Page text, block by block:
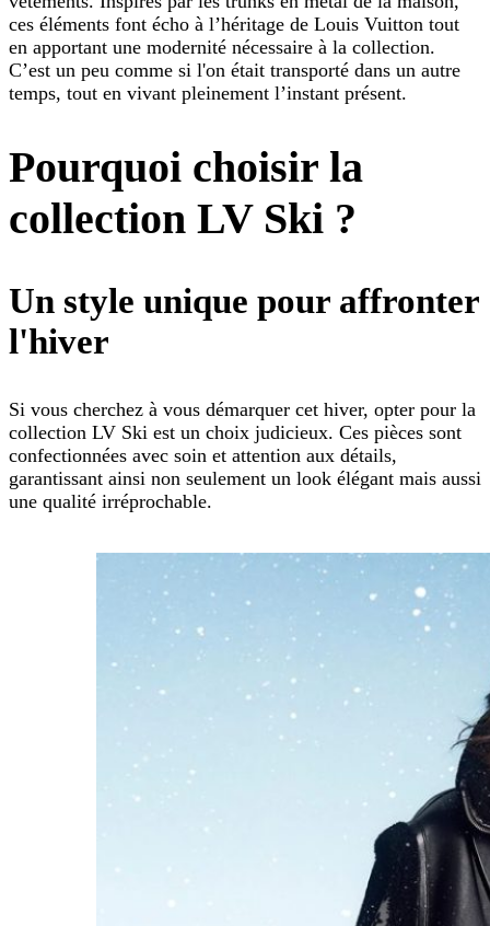
ces éléments font écho à l’héritage de Louis Vuitton tout
en apportant une modernité nécessaire à la collection.
C’est un peu comme si l'on était transporté dans un autre
temps, tout en vivant pleinement l’instant présent.
Pourquoi choisir la
collection LV Ski ?
Un style unique pour affronter
l'hiver
Si vous cherchez à vous démarquer cet hiver, opter pour la
collection LV Ski est un choix judicieux. Ces pièces sont
confectionnées avec soin et attention aux détails,
garantissant ainsi non seulement un look élégant mais aussi
une qualité irréprochable.